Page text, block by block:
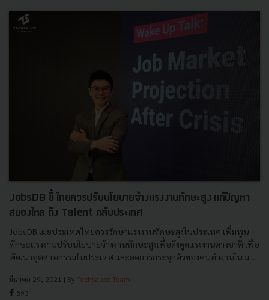
JobsDB ชี้ ไทยควรปรับนโยบายจ้างแรงงานทักษะสูง แก้ปัญหา
สมองไหล ดึง Talent กลับประเทศ
JobsDB เผยประเทศไทยควรรักษาแรงงานทักษะสูงในประเทศ เพิ่มพูน
ทักษะแรงงานปรับนโยบายจ้างงานทักษะสูงเพื่อดึงดูดแรงงานต่างชาติ เพื่อ
พัฒนาอุตสาหกรรมในประเทศ และลดการกระจุกตัวของคนทำงานในเม...
มีนาคม 29, 2021 | By Techsauce Team
593